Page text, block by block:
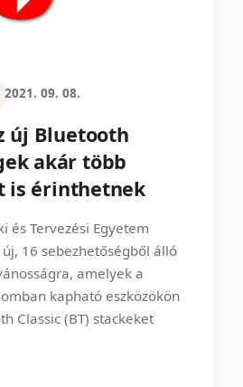
2021. 09. 08.
új Bluetooth
akár több
is érinthetnek
és Tervezési Egyetem
16 sebezhetőségből álló
amelyek a
kapható eszközökön
Classic (BT) stackeket